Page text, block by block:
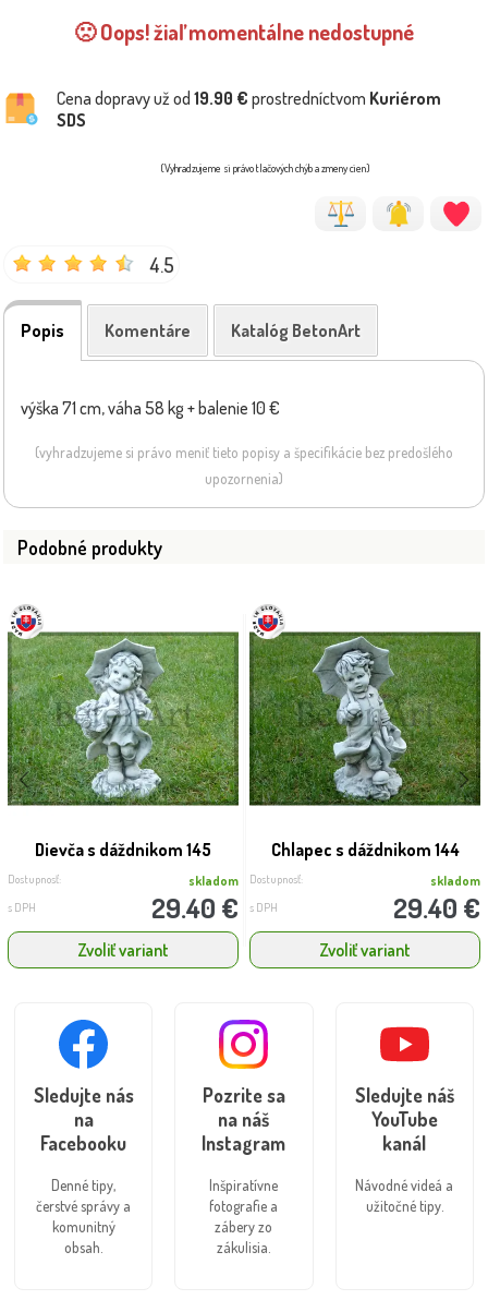
🙁 Oops! žiaľ momentálne nedostupné
Cena dopravy už od 19.90 € prostredníctvom Kuriérom
SDS
(Vyhradzujeme si právo tlačových chýb a zmeny cien)
4.5
Popis Komentáre Katalóg BetonArt
výška 71 cm, váha 58 kg + balenie 10 €
(vyhradzujeme si právo meniť tieto popisy a špecifikácie bez predošlého
upozornenia)
Podobné produkty
Dievča s dáždnikom 145
Dostupnosť: skladom
s DPH 29.40 €
Zvoliť variant
Chlapec s dáždnikom 144
Dostupnosť: skladom
s DPH 29.40 €
Zvoliť variant
Sledujte nás
na
Facebooku
Denné tipy,
čerstvé správy a
komunitný
obsah.
Pozrite sa
na náš
Instagram
Inšpiratívne
fotografie a
zábery zo
zákulisia.
Sledujte náš
YouTube
kanál
Návodné videá a
užitočné tipy.